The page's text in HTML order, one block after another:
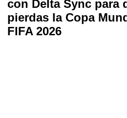
con Delta Sync para
pierdas la Copa
FIFA 2026